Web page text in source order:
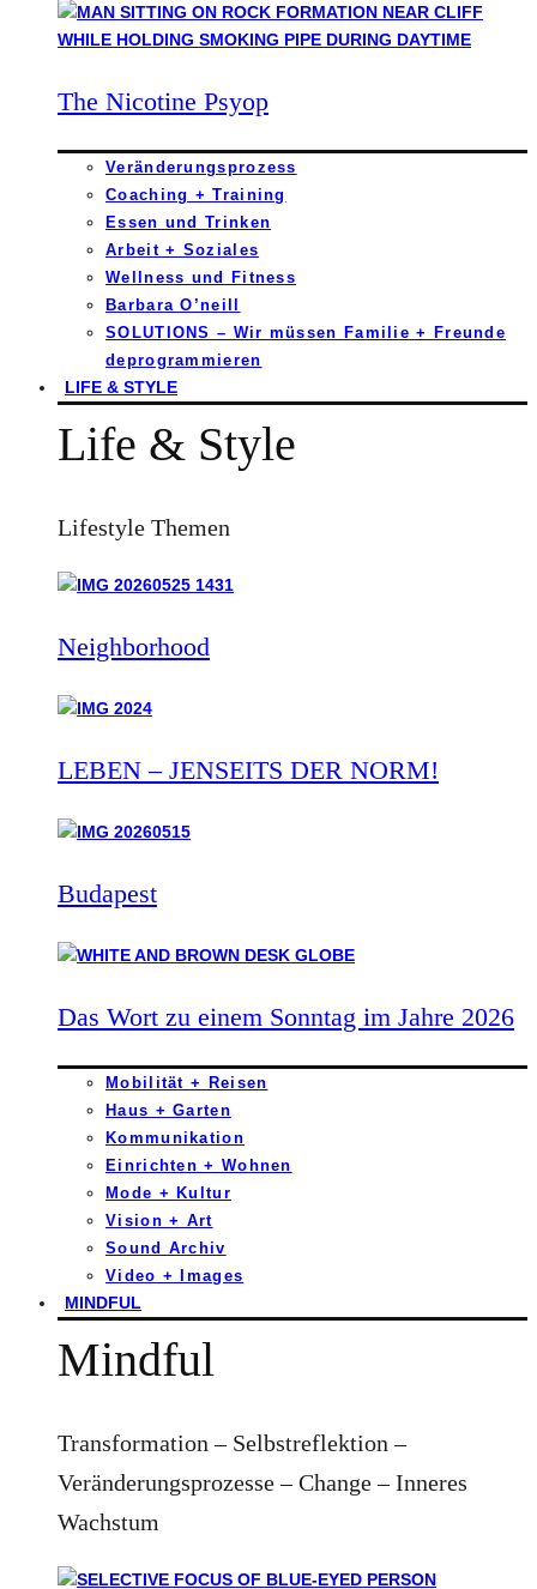
The Nicotine Psyop
Veränderungsprozess
Coaching + Training
Essen und Trinken
Arbeit + Soziales
Wellness und Fitness
Barbara O’neill
SOLUTIONS – Wir müssen Familie + Freunde
deprogrammieren
LIFE & STYLE
Life & Style
Lifestyle Themen
Neighborhood
LEBEN – JENSEITS DER NORM!
Budapest
Das Wort zu einem Sonntag im Jahre 2026
Mobilität + Reisen
Haus + Garten
Kommunikation
Einrichten + Wohnen
Mode + Kultur
Vision + Art
Sound Archiv
Video + Images
MINDFUL
Mindful
Transformation – Selbstreflektion –
Veränderungsprozesse – Change – Inneres
Wachstum